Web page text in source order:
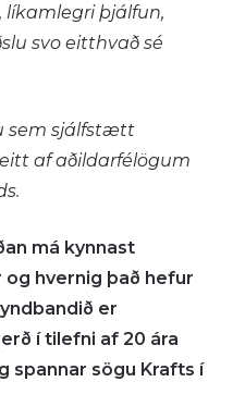
líkamlegri þjálfun,
svo eitthvað sé
sem sjálfstætt
af aðildarfélögum
má kynnast
hvernig það hefur
er
í tilefni af 20 ára
spannar sögu Krafts í